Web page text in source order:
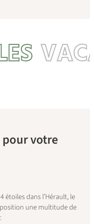
pour votre
étoiles dans l’Hérault, le
une multitude de